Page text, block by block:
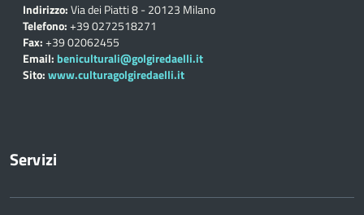
Indirizzo:Via dei Piatti 8 - 20123 Milano
Telefono:+39 0272518271
Fax:+39 02062455
Email: beniculturali@golgiredaelli.it
Sito:www.culturagolgiredaelli.it
Servizi